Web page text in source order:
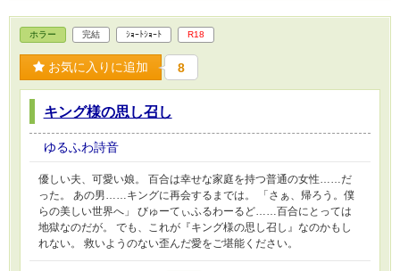
ホラー 完結 ｼｮｰﾄｼｮｰﾄ R18
お気に入りに追加 8
キング様の思し召し
ゆるふわ詩音
優しい夫、可愛い娘。 百合は幸せな家庭を持つ普通の女性……だ
った。 あの男……キングに再会するまでは。 「さぁ、帰ろう。僕
らの美しい世界へ」 びゅーてぃふるわーるど……百合にとっては
地獄なのだが。 でも、これが『キング様の思し召し』なのかもし
れない。 救いようのない歪んだ愛をご堪能ください。